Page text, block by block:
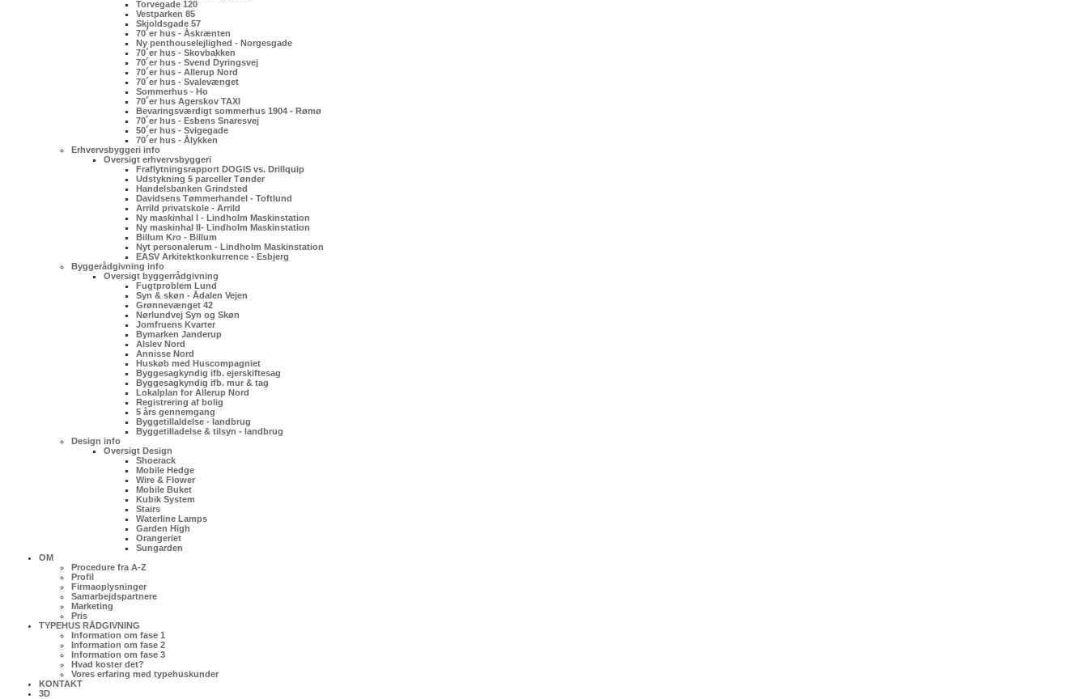
Torvegade 120
Vestparken 85
Skjoldsgade 57
70´er hus - Åskrænten
Ny penthouselejlighed - Norgesgade
70´er hus - Skovbakken
70´er hus - Svend Dyringsvej
70´er hus - Allerup Nord
70´er hus - Svalevænget
Sommerhus - Ho
70´er hus Agerskov TAXI
Bevaringsværdigt sommerhus 1904 - Rømø
70´er hus - Esbens Snaresvej
50´er hus - Svigegade
70´er hus - Ålykken
Erhvervsbyggeri info
Oversigt erhvervsbyggeri
Fraflytningsrapport DOGIS vs. Drillquip
Udstykning 5 parceller Tønder
Handelsbanken Grindsted
Davidsens Tømmerhandel - Toftlund
Arrild privatskole - Arrild
Ny maskinhal I - Lindholm Maskinstation
Ny maskinhal II- Lindholm Maskinstation
Billum Kro - Billum
Nyt personalerum - Lindholm Maskinstation
EASV Arkitektkonkurrence - Esbjerg
Byggerådgivning info
Oversigt byggerrådgivning
Fugtproblem Lund
Syn & skøn - Ådalen Vejen
Grønnevænget 42
Nørlundvej Syn og Skøn
Jomfruens Kvarter
Bymarken Janderup
Alslev Nord
Annisse Nord
Huskøb med Huscompagniet
Byggesagkyndig ifb. ejerskiftesag
Byggesagkyndig ifb. mur & tag
Lokalplan for Allerup Nord
Registrering af bolig
5 års gennemgang
Byggetillaldelse - landbrug
Byggetilladelse & tilsyn - landbrug
Design info
Oversigt Design
Shoerack
Mobile Hedge
Wire & Flower
Mobile Buket
Kubik System
Stairs
Waterline Lamps
Garden High
Orangeriet
Sungarden
OM
Procedure fra A-Z
Profil
Firmaoplysninger
Samarbejdspartnere
Marketing
Pris
TYPEHUS RÅDGIVNING
Information om fase 1
Information om fase 2
Information om fase 3
Hvad koster det?
Vores erfaring med typehuskunder
KONTAKT
3D